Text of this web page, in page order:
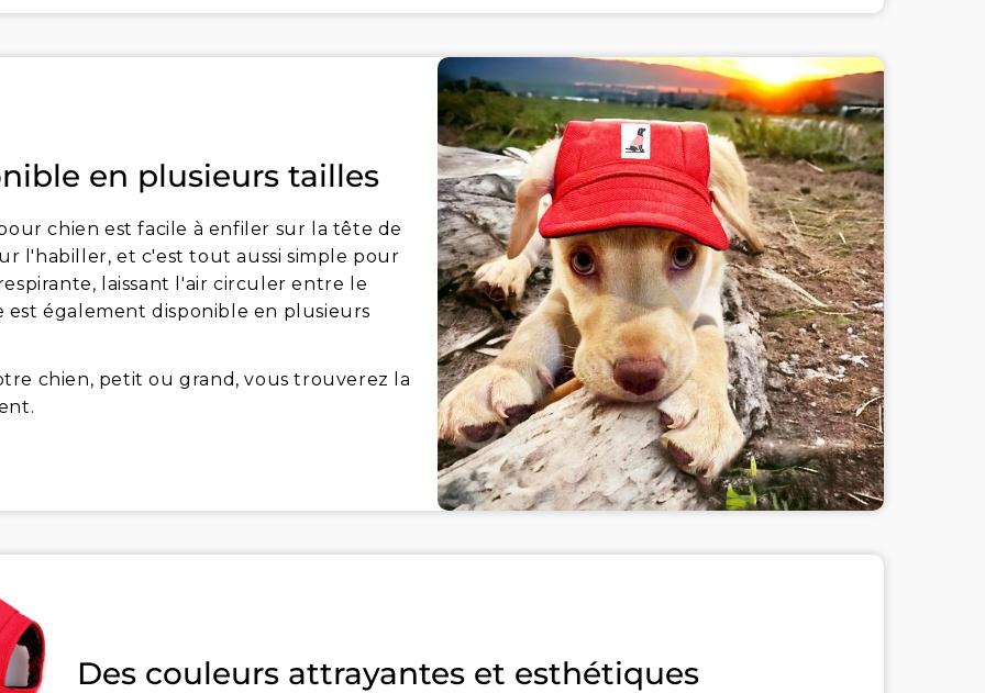
en plusieurs tailles
chien est facile à enfiler sur la tête de
l'habiller, et c'est tout aussi simple pour
laissant l'air circuler entre le
également disponible en plusieurs
chien, petit ou grand, vous trouverez la
Des couleurs attrayantes et esthétiques